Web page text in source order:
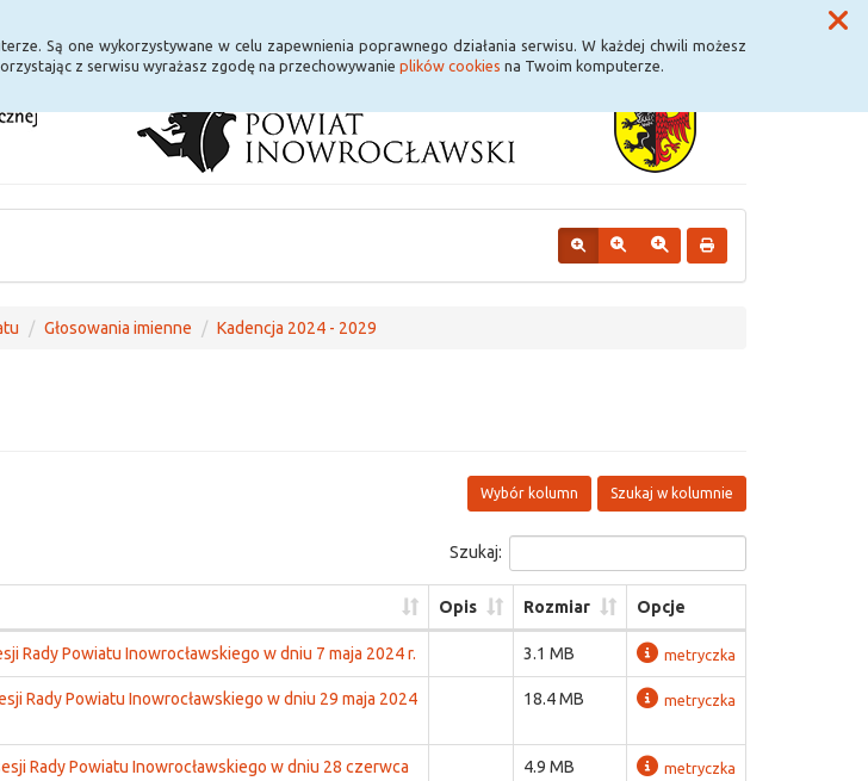
Są one wykorzystywane w celu zapewnienia poprawnego działania serwisu. W każdej chwili możesz
z serwisu wyrażasz zgodę na przechowywanie plików cookies na Twoim komputerze.
Głosowania imienne Kadencja 2024 - 2029
Szukaj w kolumnie
Wybór kolumn
Szukaj:
Opis Rozmiar Opcje
Rady Powiatu Inowrocławskiego w dniu 7 maja 2024 r. 3.1 MB metryczka
Rady Powiatu Inowrocławskiego w dniu 29 maja 2024
18.4 MB metryczka
Rady Powiatu Inowrocławskiego w dniu 28 czerwca
4.9 MB metryczka